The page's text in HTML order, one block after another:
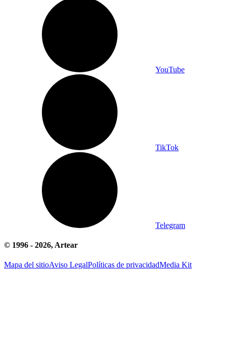
YouTube
TikTok
Telegram
© 1996 - 2026, Artear
Mapa del sitioAviso LegalPolíticas de privacidadMedia Kit